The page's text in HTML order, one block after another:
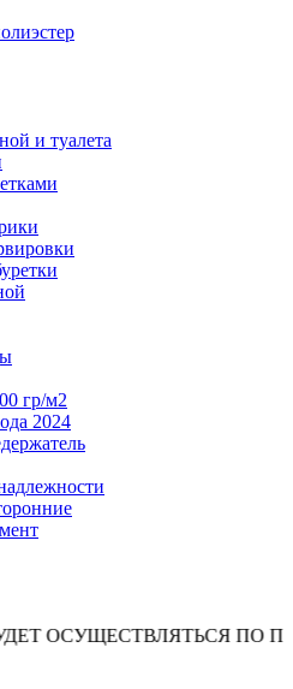
и туалета
гр/м2
2024
ПО